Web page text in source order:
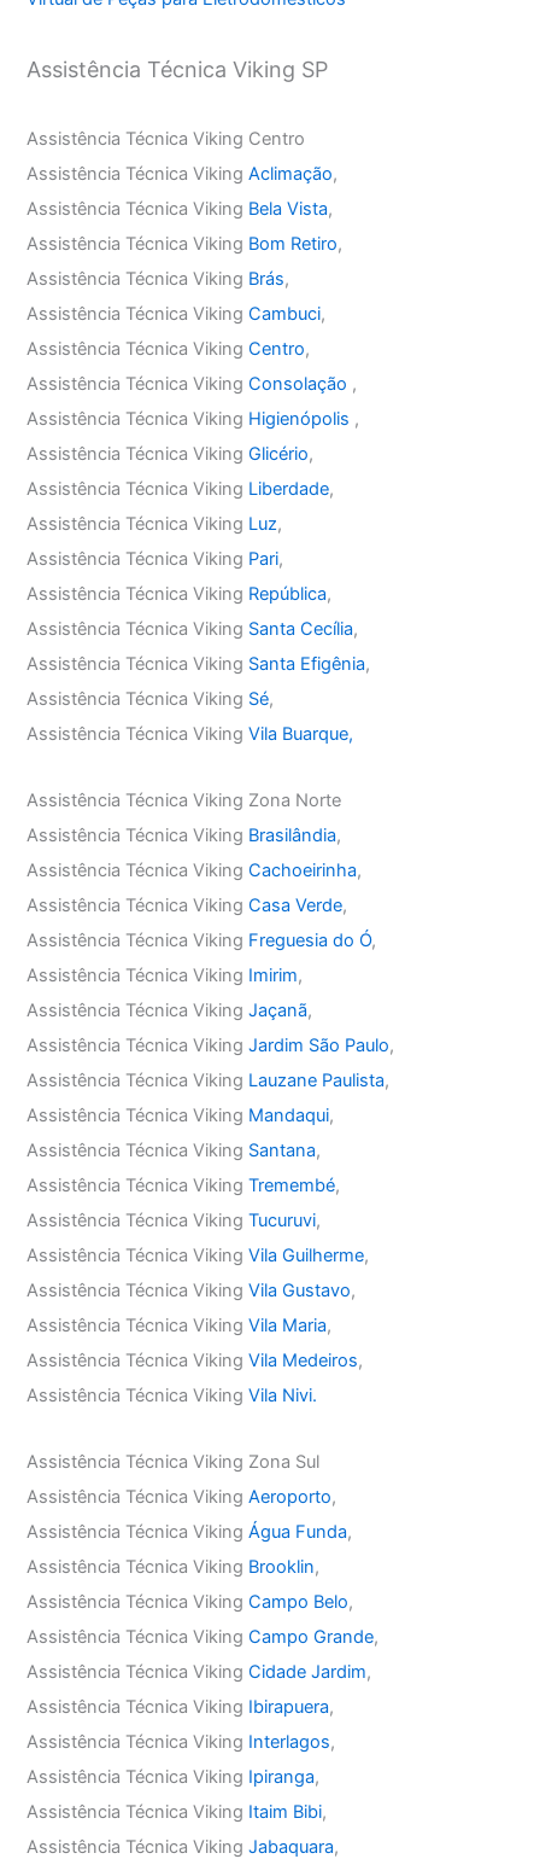
Assistência Técnica Viking SP
Assistência Técnica Viking Centro
Assistência Técnica VikingAclimação,
Assistência Técnica Viking Bela Vista,
Assistência Técnica Viking Bom Retiro,
Assistência Técnica Viking Brás,
Assistência Técnica VikingCambuci,
Assistência Técnica VikingCentro,
Assistência Técnica VikingConsolação ,
Assistência Técnica Viking Higienópolis ,
Assistência Técnica VikingGlicério,
Assistência Técnica Viking Liberdade,
Assistência Técnica Viking Luz,
Assistência Técnica Viking Pari,
Assistência Técnica Viking República,
Assistência Técnica Viking Santa Cecília,
Assistência Técnica Viking Santa Efigênia,
Assistência Técnica Viking Sé,
Assistência Técnica VikingVila Buarque,
Assistência Técnica Viking Zona Norte
Assistência Técnica Viking Brasilândia,
Assistência Técnica VikingCachoeirinha,
Assistência Técnica VikingCasa Verde,
Assistência Técnica Viking Freguesia do Ó,
Assistência Técnica Viking Imirim,
Assistência Técnica VikingJaçanã,
Assistência Técnica VikingJardim São Paulo,
Assistência Técnica Viking Lauzane Paulista,
Assistência Técnica Viking Mandaqui,
Assistência Técnica Viking Santana,
Assistência Técnica VikingTremembé,
Assistência Técnica VikingTucuruvi,
Assistência Técnica VikingVila Guilherme,
Assistência Técnica VikingVila Gustavo,
Assistência Técnica VikingVila Maria,
Assistência Técnica VikingVila Medeiros,
Assistência Técnica VikingVila Nivi.
Assistência Técnica Viking Zona Sul
Assistência Técnica VikingAeroporto,
Assistência Técnica VikingÁgua Funda,
Assistência Técnica Viking Brooklin,
Assistência Técnica VikingCampo Belo,
Assistência Técnica VikingCampo Grande,
Assistência Técnica VikingCidade Jardim,
Assistência Técnica Viking Ibirapuera,
Assistência Técnica Viking Interlagos,
Assistência Técnica Viking Ipiranga,
Assistência Técnica Viking Itaim Bibi,
Assistência Técnica VikingJabaquara,